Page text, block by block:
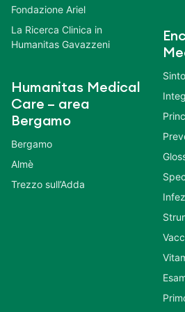
Fondazione Ariel
La Ricerca Clinica in
Humanitas Gavazzeni
Humanitas Medical
Care – area
Bergamo
Bergamo
Almè
Trezzo sull’Adda